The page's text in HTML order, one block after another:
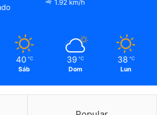
1.92 km/h
40 ℃
Sáb
39 ℃
Dom
38 ℃
Lun